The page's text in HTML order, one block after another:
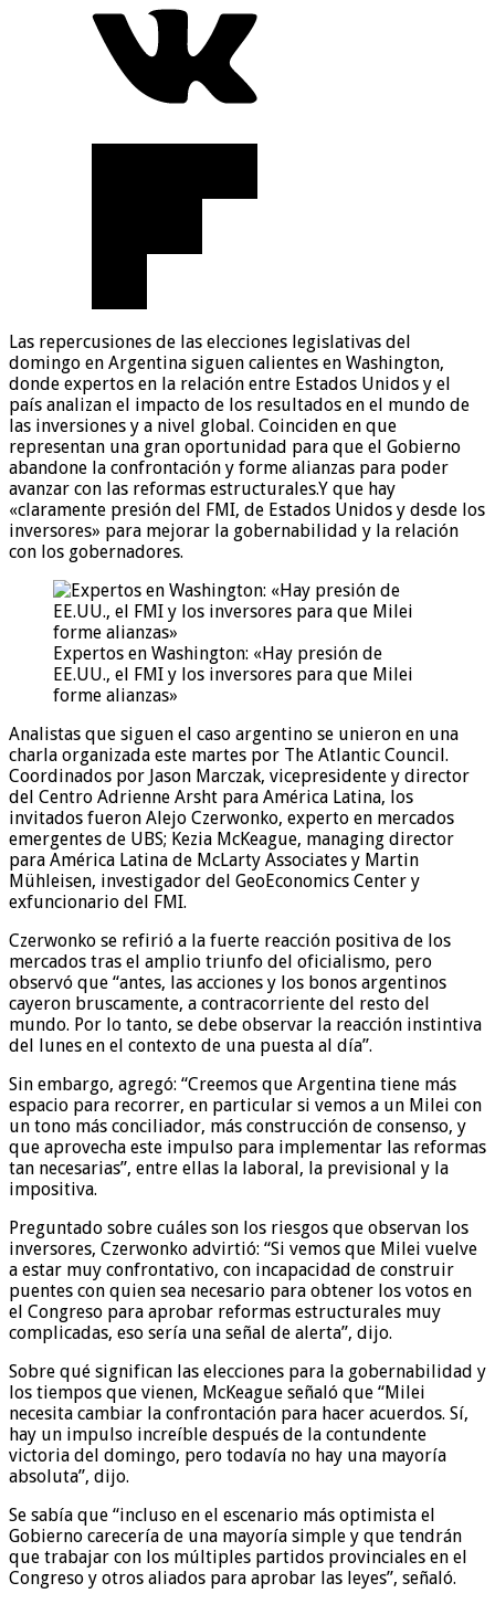
Las repercusiones de las elecciones legislativas del
domingo en Argentina siguen calientes en Washington,
donde expertos en la relación entre Estados Unidos y el
país analizan el impacto de los resultados en el mundo de
las inversiones y a nivel global. Coinciden en que
representan una gran oportunidad para que el Gobierno
abandone la confrontación y forme alianzas para poder
avanzar con las reformas estructurales.Y que hay
«claramente presión del FMI, de Estados Unidos y desde los
inversores» para mejorar la gobernabilidad y la relación
con los gobernadores.
Expertos en Washington: «Hay presión de
EE.UU., el FMI y los inversores para que Milei
forme alianzas»
Analistas que siguen el caso argentino se unieron en una
charla organizada este martes por The Atlantic Council.
Coordinados por Jason Marczak, vicepresidente y director
del Centro Adrienne Arsht para América Latina, los
invitados fueron Alejo Czerwonko, experto en mercados
emergentes de UBS; Kezia McKeague, managing director
para América Latina de McLarty Associates y Martin
Mühleisen, investigador del GeoEconomics Center y
exfuncionario del FMI.
Czerwonko se refirió a la fuerte reacción positiva de los
mercados tras el amplio triunfo del oficialismo, pero
observó que “antes, las acciones y los bonos argentinos
cayeron bruscamente, a contracorriente del resto del
mundo. Por lo tanto, se debe observar la reacción instintiva
del lunes en el contexto de una puesta al día”.
Sin embargo, agregó: “Creemos que Argentina tiene más
espacio para recorrer, en particular si vemos a un Milei con
un tono más conciliador, más construcción de consenso, y
que aprovecha este impulso para implementar las reformas
tan necesarias”, entre ellas la laboral, la previsional y la
impositiva.
Preguntado sobre cuáles son los riesgos que observan los
inversores, Czerwonko advirtió: “Si vemos que Milei vuelve
a estar muy confrontativo, con incapacidad de construir
puentes con quien sea necesario para obtener los votos en
el Congreso para aprobar reformas estructurales muy
complicadas, eso sería una señal de alerta”, dijo.
Sobre qué significan las elecciones para la gobernabilidad y
los tiempos que vienen, McKeague señaló que “Milei
necesita cambiar la confrontación para hacer acuerdos. Sí,
hay un impulso increíble después de la contundente
victoria del domingo, pero todavía no hay una mayoría
absoluta”, dijo.
Se sabía que “incluso en el escenario más optimista el
Gobierno carecería de una mayoría simple y que tendrán
que trabajar con los múltiples partidos provinciales en el
Congreso y otros aliados para aprobar las leyes”, señaló.